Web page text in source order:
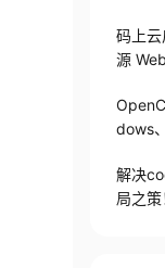
码上
源
dows
解决
局之策